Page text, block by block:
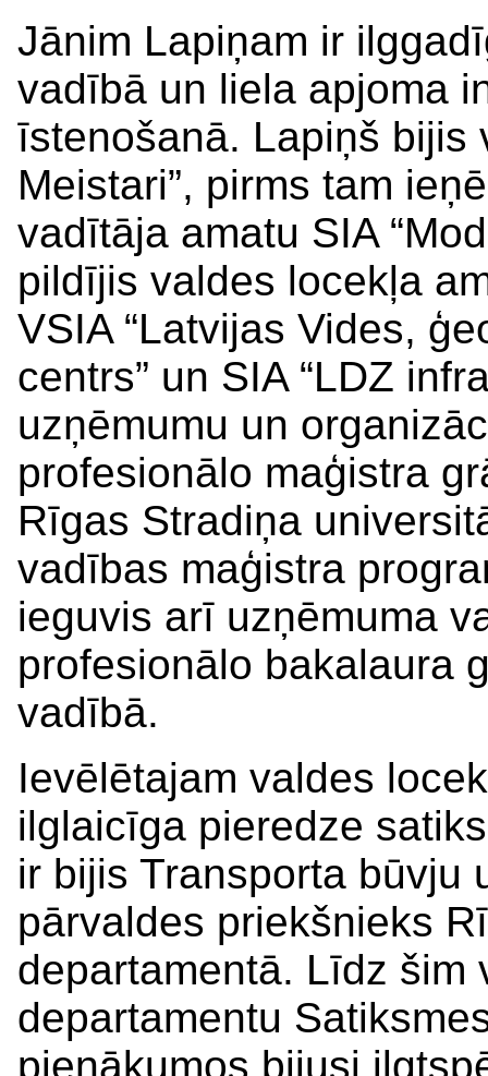
Jānim Lapiņam ir
vadībā un liela apjoma
īstenošanā. Lapiņš bijis
Meistari”, pirms tam
vadītāja amatu SIA
pildījis valdes locekļa
VSIA “Latvijas Vides,
centrs” un SIA “LDZ
uzņēmumu un
profesionālo maģistra
Rīgas Stradiņa
vadības maģistra
ieguvis arī uzņēmuma
profesionālo bakalaura
vadībā.
Ievēlētajam valdes
ilglaicīga pieredze
ir bijis Transporta būvju
pārvaldes priekšnieks
departamentā. Līdz šim
departamentu
pienākumos bijusi